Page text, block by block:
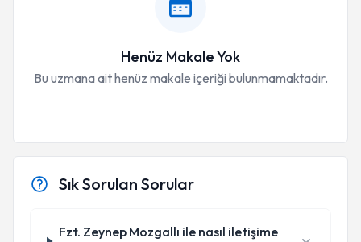
Henüz Makale Yok
Bu uzmana ait henüz makale içeriği bulunmamaktadır.
Sık Sorulan Sorular
Fzt. Zeynep Mozgallı ile nasıl iletişime